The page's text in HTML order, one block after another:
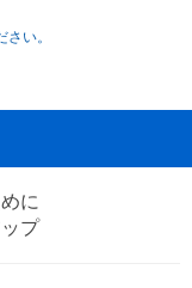
い。
に
プ